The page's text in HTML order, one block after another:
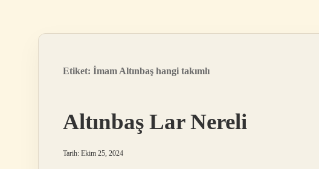
Etiket: İmam Altınbaş hangi takımlı
Altınbaş Lar Nereli
Tarih: Ekim 25, 2024